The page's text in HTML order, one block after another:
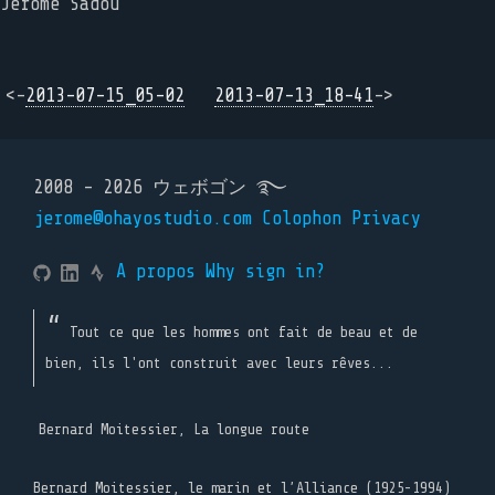
<-2013-07-15_05-02 2013-07-13_18-41->
2008 - 2026 ウェボゴン ࿐
jerome@ohayostudio.com Colophon Privacy
A propos Why sign in?
Tout ce que les hommes ont fait de beau et de
bien, ils l'ont construit avec leurs rêves...
Bernard Moitessier, La longue route
Bernard Moitessier, le marin et l’Alliance (1925-1994)